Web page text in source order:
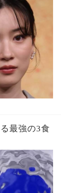
最強の3食